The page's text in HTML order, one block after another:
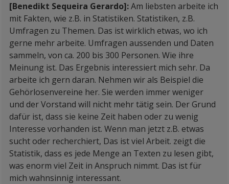
[Benedikt Sequeira Gerardo]:Am liebsten arbeite ich
mit Fakten, wie z.B. in Statistiken. Statistiken, z.B.
Umfragen zu Themen. Das ist wirklich etwas, wo ich
gerne mehr arbeite. Umfragen aussenden und Daten
sammeln, von ca. 200 bis 300 Personen. Wie ihre
Meinung ist. Das Ergebnis interessiert mich sehr. Da
arbeite ich gern daran. Nehmen wir als Beispiel die
Gehörlosenvereine her. Sie werden immer weniger
und der Vorstand will nicht mehr tätig sein. Der Grund
dafür ist, dass sie keine Zeit haben oder zu wenig
Interesse vorhanden ist. Wenn man jetzt z.B. etwas
sucht oder recherchiert, Das ist viel Arbeit. zeigt die
Statistik, dass es jede Menge an Texten zu lesen gibt,
was enorm viel Zeit in Anspruch nimmt. Das ist für
mich wahnsinnig interessant.